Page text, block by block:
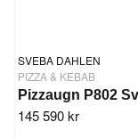
SVEBA DAHLEN
PIZZA & KEBAB
145 590 kr